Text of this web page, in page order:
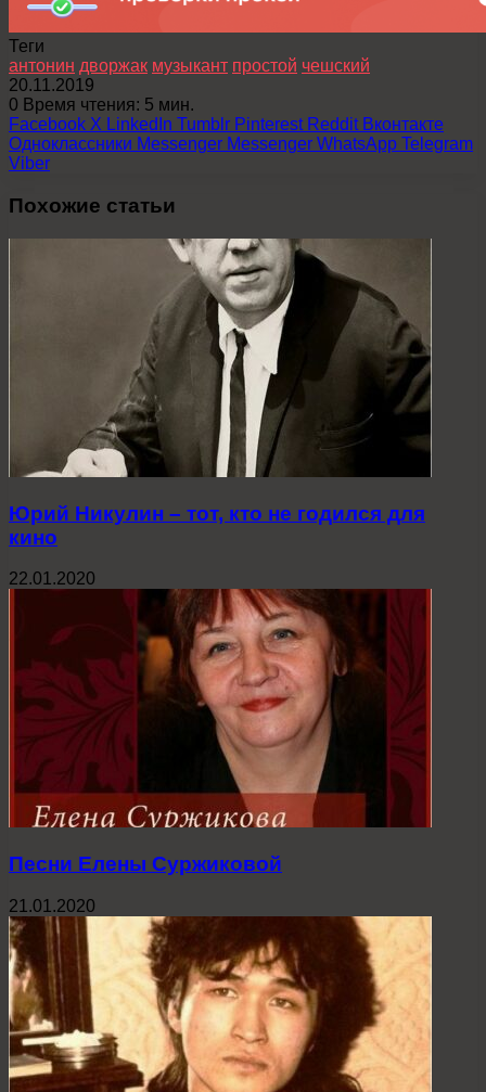
Теги
антонин дворжак музыкант простой чешский
20.11.2019
0 Время чтения: 5 мин.
Facebook X LinkedIn Tumblr Pinterest Reddit Вконтакте
Одноклассники Messenger Messenger WhatsApp Telegram
Viber
Похожие статьи
Юрий Никулин – тот, кто не годился для
кино
22.01.2020
Песни Елены Суржиковой
21.01.2020